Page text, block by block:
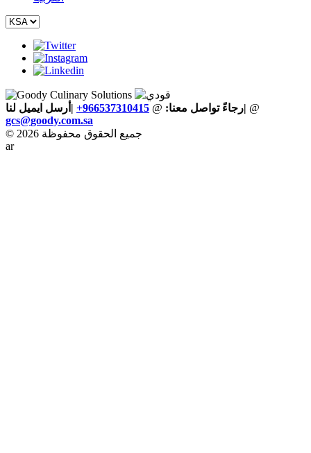
رجاءً تواصل معنا: @
+966537310415 |أرسل ايميل لنا | @
gcs@goody.com.sa
© 2026 جميع الحقوق محفوظة
ar